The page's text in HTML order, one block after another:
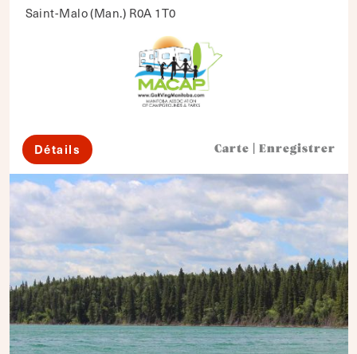
Saint-Malo (Man.) R0A 1T0
Détails Carte Enregistrer